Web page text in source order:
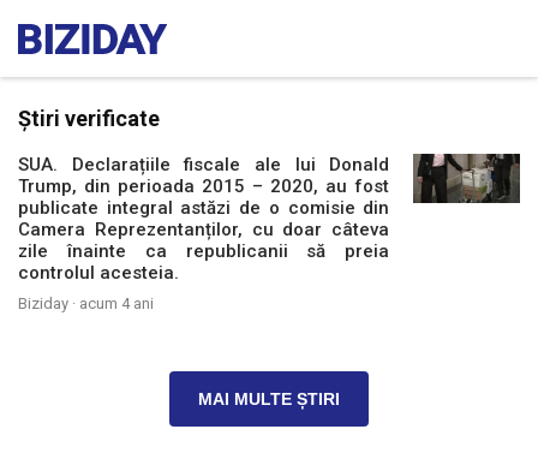
Știri verificate
SUA. Declarațiile fiscale ale lui Donald
Trump, din perioada 2015 – 2020, au fost
publicate integral astăzi de o comisie din
Camera Reprezentanților, cu doar câteva
zile înainte ca republicanii să preia
controlul acesteia.
Biziday · acum 4 ani
MAI MULTE ȘTIRI